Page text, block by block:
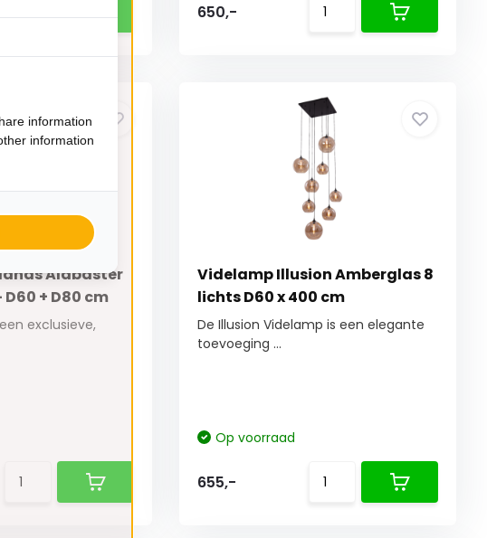
650,-
Alabaster
+ D80 cm
exclusieve,
Videlamp Illusion Amberglas 8
lichts D60 x 400 cm
De Illusion Videlamp is een elegante
toevoeging ...
Op voorraad
655,-
information
information